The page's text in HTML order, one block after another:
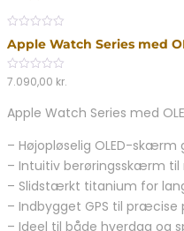
out
of
5
Apple Watch Series med
0
5
7.090,00 kr.
Apple Watch Series med
– Højopløselig OLED-skærm
– Intuitiv berøringsskærm
– Slidstærkt titanium for
– Indbygget GPS til præcise
– Ideel til både hverdag og